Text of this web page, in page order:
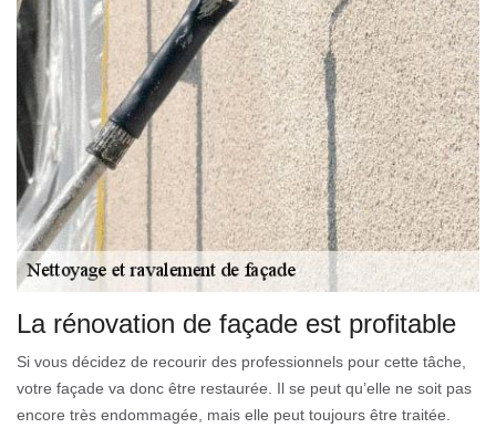
La rénovation de façade est profitable
Si vous décidez de recourir des professionnels pour cette tâche,
votre façade va donc être restaurée. Il se peut qu’elle ne soit pas
encore très endommagée, mais elle peut toujours être traitée.